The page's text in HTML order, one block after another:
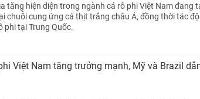
tăng hiện diện trong ngành cá rô phi Việt Nam đang
chuỗi cung ứng cá thịt trắng châu Á, đồng thời tác
phi tại Trung Quốc.
Việt Nam tăng trưởng mạnh, Mỹ và Brazil